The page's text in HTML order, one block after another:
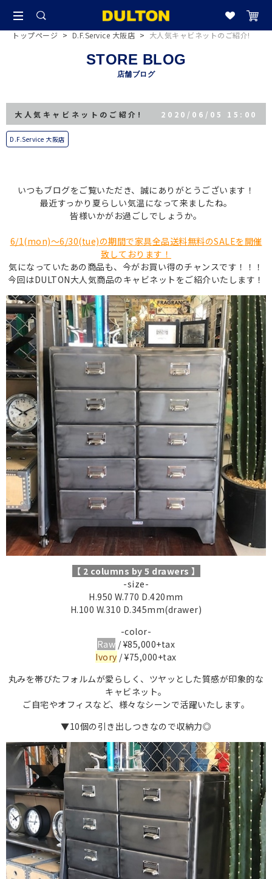
トップページ > D.F.Service 大阪店 > 大人気キャビネットのご紹介!
STORE BLOG
店舗ブログ
大人気キャビネットのご紹介! 2020/06/05 15:00
D.F.Service 大阪店
いつもブログをご覧いただき、誠にありがとうございます！
最近すっかり夏らしい気温になって来ましたね。
皆様いかがお過ごしでしょうか。
6/1(mon)〜6/30(tue)の期間で家具全品送料無料のSALEを開催
致しております！
気になっていたあの商品も、今がお買い得のチャンスです！！！
今回はDULTON大人気商品のキャビネットをご紹介いたします！
【 2 columns by 5 drawers 】
-size-
H.950 W.770 D.420mm
H.100 W.310 D.345mm(drawer)
-color-
Raw / ¥85,000+tax
Ivory / ¥75,000+tax
丸みを帯びたフォルムが愛らしく、ツヤッとした質感が印象的な
キャビネット。
ご自宅やオフィスなど、様々なシーンで活躍いたします。
▼10個の引き出しつきなので収納力◎